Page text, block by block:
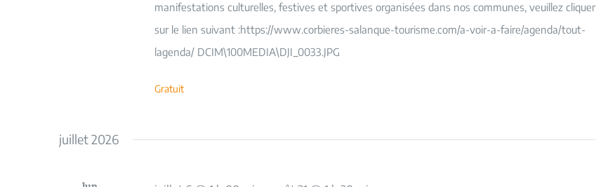
manifestations culturelles, festives et sportives organisées dans nos communes, veuillez cliquer
sur le lien suivant :https://www.corbieres-salanque-tourisme.com/a-voir-a-faire/agenda/tout-
lagenda/ DCIM\100MEDIA\DJI_0033.JPG
Gratuit
juillet 2026